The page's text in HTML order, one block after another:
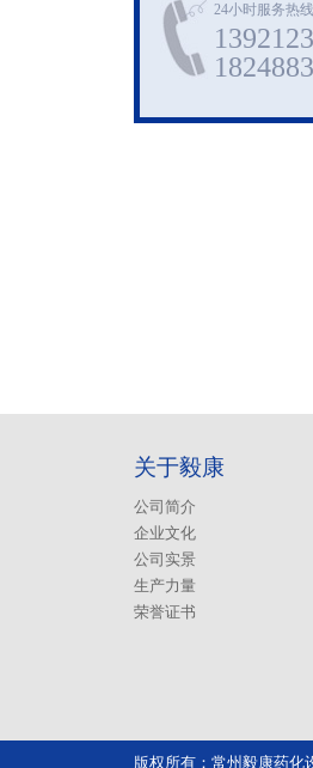
24小时服务热线
关于毅康
公司简介
企业文化
公司实景
生产力量
荣誉证书
版权所有：常州毅康药化